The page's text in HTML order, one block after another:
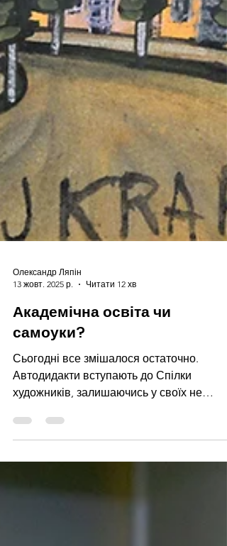
Олександр Ляпін
13 жовт. 2025 р.
Читати 12 хв
Академічна освіта чи
самоуки?
Сьогодні все змішалося остаточно.
художників, залишаючись у своїх не
художніх професіях, беруть участь у
великих проєктах, їздять на резиденції,
твори продаються на рівні з роботами